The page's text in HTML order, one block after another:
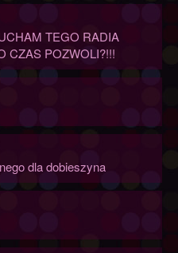
TEGO RADIA
CZAS POZWOLI?!!!
dla dobieszyna